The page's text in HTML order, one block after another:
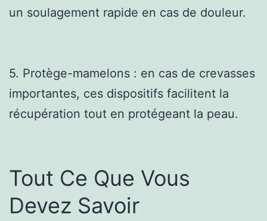
un soulagement rapide en cas de douleur.
5. Protège-mamelons : en cas de crevasses
importantes, ces dispositifs facilitent la
récupération tout en protégeant la peau.
Tout Ce Que Vous
Devez Savoir